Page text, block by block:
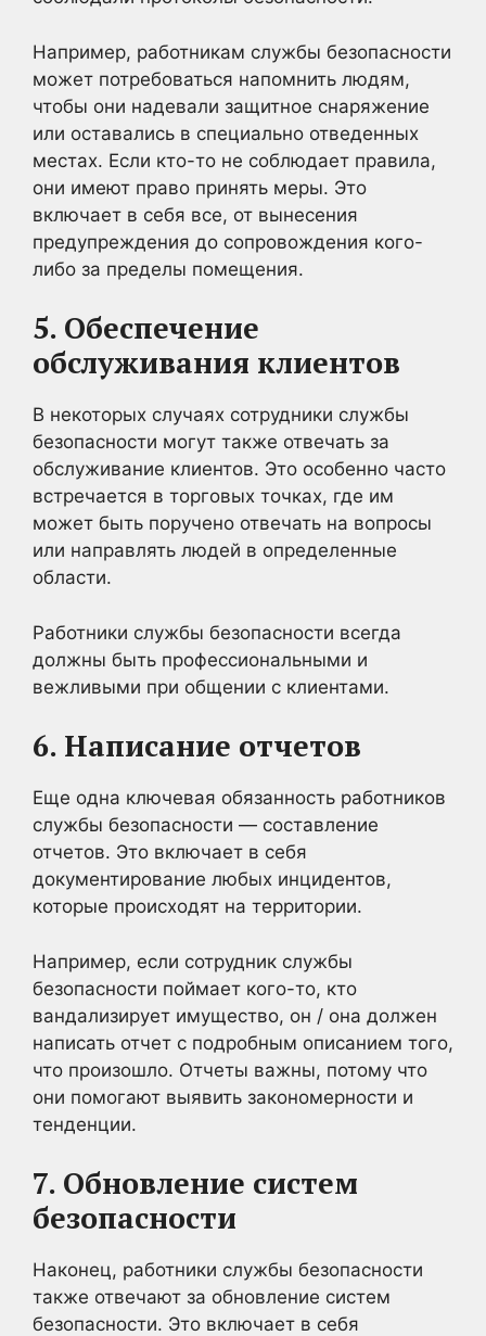
Например, работникам службы безопасности
может потребоваться напомнить людям,
чтобы они надевали защитное снаряжение
или оставались в специально отведенных
местах. Если кто-то не соблюдает правила,
они имеют право принять меры. Это
включает в себя все, от вынесения
предупреждения до сопровождения кого-
либо за пределы помещения.
5. Обеспечение
обслуживания клиентов
В некоторых случаях сотрудники службы
безопасности могут также отвечать за
обслуживание клиентов. Это особенно часто
встречается в торговых точках, где им
может быть поручено отвечать на вопросы
или направлять людей в определенные
области.
Работники службы безопасности всегда
должны быть профессиональными и
вежливыми при общении с клиентами.
6. Написание отчетов
Еще одна ключевая обязанность работников
службы безопасности — составление
отчетов. Это включает в себя
документирование любых инцидентов,
которые происходят на территории.
Например, если сотрудник службы
безопасности поймает кого-то, кто
вандализирует имущество, он / она должен
написать отчет с подробным описанием того,
что произошло. Отчеты важны, потому что
они помогают выявить закономерности и
тенденции.
7. Обновление систем
безопасности
Наконец, работники службы безопасности
также отвечают за обновление систем
безопасности. Это включает в себя